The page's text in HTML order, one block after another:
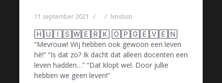
11 september 2021 lvnslssn
🄷🅄🄸🅂🅆🄴🅁🄺 🄾🄿🄶🄴🅅🄴🄽
“Mevrouw! Wij hebben ook gewoon een leven
hè!” “Is dat zo? Ik dacht dat alleen docenten een
leven hadden…” “Dat klopt wel. Door jullie
hebben we geen leven!”